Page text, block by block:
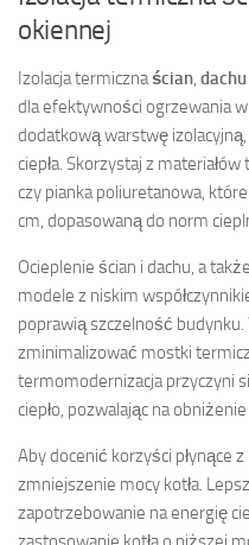
okiennej
Izolacja termicznaścian dachu
dla efektywności ogrzewania
dodatkową warstwę
ciepła. Skorzystaj z
czy pianka poliuretanowa,
cm, dopasowaną do norm
Ocieplenie ścian i dachu, a
modele z niskim
poprawią szczelność
zminimalizować mostki
termomodernizacja przyczyni
ciepło, pozwalając na
Aby docenić korzyści płynące
zmniejszenie mocy kotła.
zapotrzebowanie na energię